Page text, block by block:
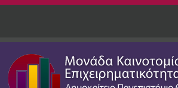
Παράκαμψη προς το κυρίως περιεχόμενο